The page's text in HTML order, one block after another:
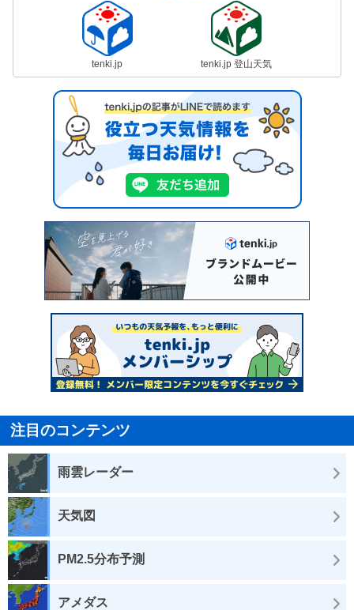
tenki.jp tenki.jp 登山天気
注目のコンテンツ
雨雲レーダー
天気図
PM2.5分布予測
アメダス